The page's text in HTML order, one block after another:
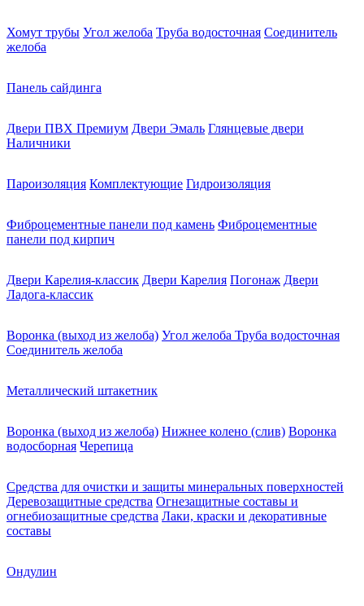
Хомут трубы Угол желоба Труба водосточная Соединитель
желоба
Панель сайдинга
Двери ПВХ Премиум Двери Эмаль Глянцевые двери
Наличники
Пароизоляция Комплектующие Гидроизоляция
Фиброцементные панели под камень Фиброцементные
панели под кирпич
Двери Карелия-классик Двери Карелия Погонаж Двери
Ладога-классик
Воронка (выход из желоба) Угол желоба Труба водосточная
Соединитель желоба
Металлический штакетник
Воронка (выход из желоба) Нижнее колено (слив) Воронка
водосборная Черепица
Средства для очистки и защиты минеральных поверхностей
Деревозащитные средства Огнезащитные составы и
огнебиозащитные средства Лаки, краски и декоративные
составы
Ондулин